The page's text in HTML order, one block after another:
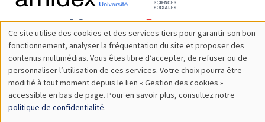
Utilisation
des
données
personnelles
Ce site utilise des cookies et des services tiers pour garantir son bon
fonctionnement, analyser la fréquentation du site et proposer des
contenus multimédias. Vous êtes libre d’accepter, de refuser ou de
personnaliser l’utilisation de ces services. Votre choix pourra être
modifié à tout moment depuis le lien « Gestion des cookies »
accessible en bas de page. Pour en savoir plus, consultez notre
politique de confidentialité.